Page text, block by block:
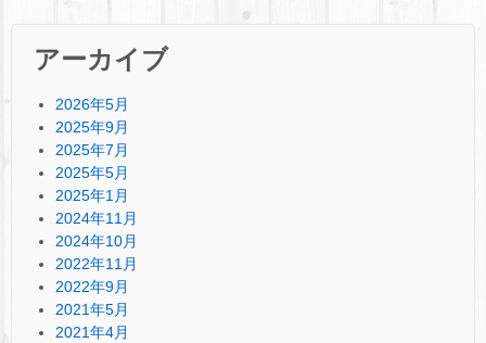
アーカイブ
2026年5月
2025年9月
2025年7月
2025年5月
2025年1月
2024年11月
2024年10月
2022年11月
2022年9月
2021年5月
2021年4月